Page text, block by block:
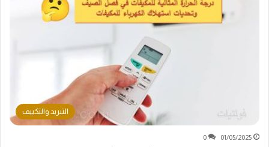
التبريد والتكييف
01/05/2025
0